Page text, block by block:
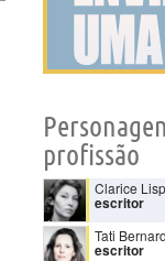
profissão
Clarice
escritor
Tati
escritor